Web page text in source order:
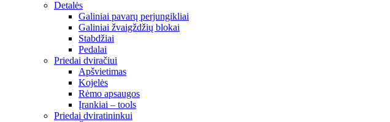
Detalės
Galiniai pavarų perjungikliai
Galiniai žvaigždžių blokai
Stabdžiai
Pedalai
Priedai dviračiui
Apšvietimas
Kojelės
Rėmo apsaugos
Įrankiai – tools
Priedai dviratininkui